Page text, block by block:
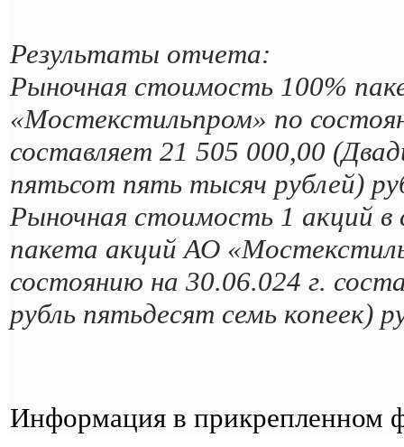
Результаты отчета:
Рыночная стоимость 100%
«Мостекстильпром» по
составляет 21 505 000,00
пятьсот пять тысяч рублей)
Рыночная стоимость 1 акций в
пакета акций АО
состоянию на 30.06.024 г.
рубль пятьдесят семь копеек)
Информация в прикрепленном